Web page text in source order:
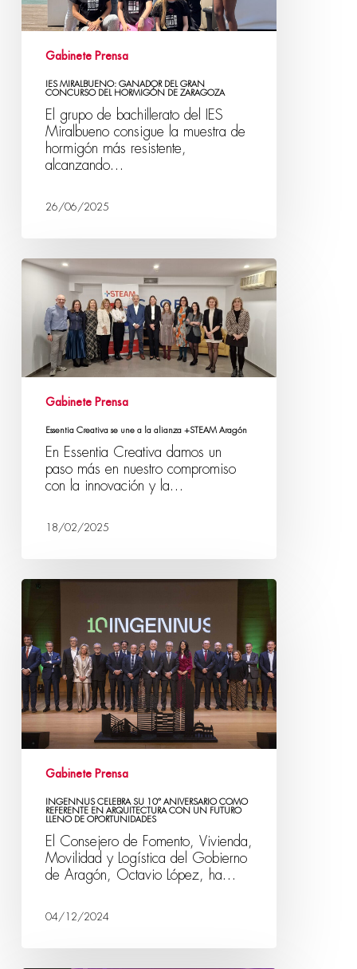
Gabinete Prensa
IES MIRALBUENO: GANADOR DEL GRAN
CONCURSO DEL HORMIGÓN DE ZARAGOZA
El grupo de bachillerato del IES
Miralbueno consigue la muestra de
hormigón más resistente,
alcanzando…
26/06/2025
Gabinete Prensa
Essentia Creativa se une a la alianza +STEAM Aragón
En Essentia Creativa damos un
paso más en nuestro compromiso
con la innovación y la…
18/02/2025
Gabinete Prensa
INGENNUS CELEBRA SU 10º ANIVERSARIO COMO
REFERENTE EN ARQUITECTURA CON UN FUTURO
LLENO DE OPORTUNIDADES
El Consejero de Fomento, Vivienda,
Movilidad y Logística del Gobierno
de Aragón, Octavio López, ha…
04/12/2024